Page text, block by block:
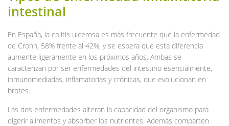
intestinal
En España, la colitis ulcerosa es más frecuente que la enfermedad
de Crohn, 58% frente al 42%, y se espera que esta diferencia
aumente ligeramente en los próximos años. Ambas se
caracterizan por ser enfermedades del intestino esencialmente,
inmunomediadas, inflamatorias y crónicas, que evolucionan en
brotes.
Las dos enfermedades alteran la capacidad del organismo para
digerir alimentos y absorber los nutrientes. Además comparten